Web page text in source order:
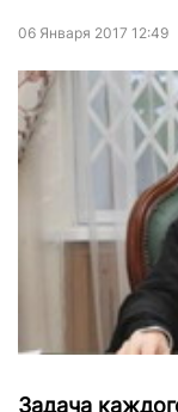
06 Января 2017 12:49
Задача